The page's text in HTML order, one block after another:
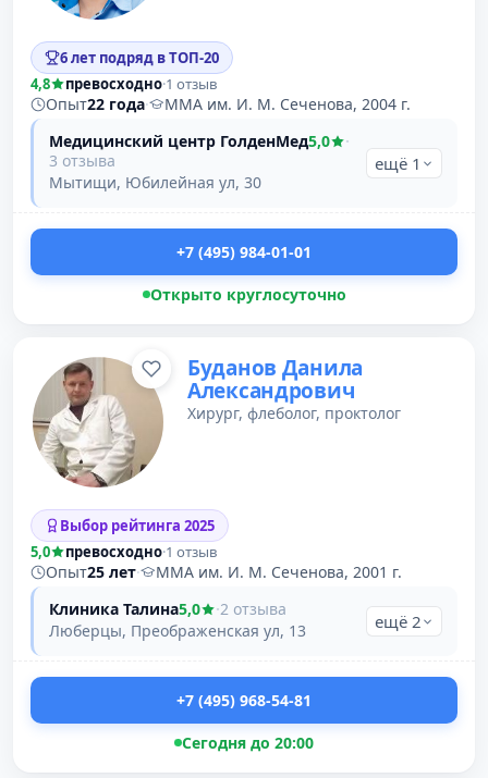
6 лет подряд в ТОП-20
4,8
превосходно·1 отзыв
Опыт22 года·
ММА им. И. М. Сеченова, 2004 г.
Медицинский центр ГолденМед5,0
·
3 отзыва
Мытищи, Юбилейная ул, 30
ещё 1
+7 (495) 984-01-01
Открыто круглосуточно
Буданов Данила
Александрович
Хирург, флеболог, проктолог
Выбор рейтинга 2025
5,0
превосходно·1 отзыв
Опыт25 лет·
ММА им. И. М. Сеченова, 2001 г.
Клиника Талина5,0 ·2 отзыва
Люберцы, Преображенская ул, 13
ещё 2
+7 (495) 968-54-81
Сегодня до 20:00